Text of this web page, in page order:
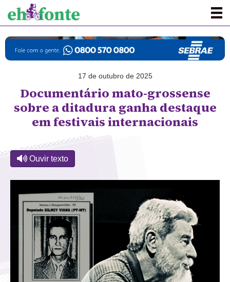
17 de outubro de 2025
Documentário mato-grossense
sobre a ditadura ganha destaque
em festivais internacionais
Ouvir texto